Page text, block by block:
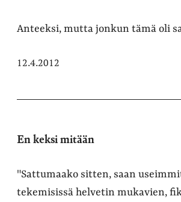
Anteeksi, mutta jonkun tämä oli
12.4.2012
En keksi mitään
"Sattumaako sitten, saan
tekemisissä helvetin mukavien,